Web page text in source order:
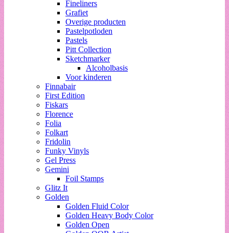
Fineliners
Grafiet
Overige producten
Pastelpotloden
Pastels
Pitt Collection
Sketchmarker
Alcoholbasis
Voor kinderen
Finnabair
First Edition
Fiskars
Florence
Folia
Folkart
Fridolin
Funky Vinyls
Gel Press
Gemini
Foil Stamps
Glitz It
Golden
Golden Fluid Color
Golden Heavy Body Color
Golden Open